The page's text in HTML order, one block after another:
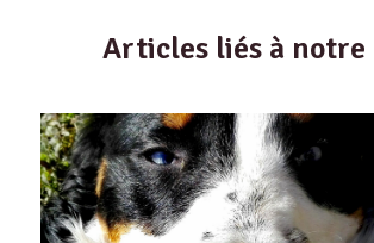
Articles liés à notre